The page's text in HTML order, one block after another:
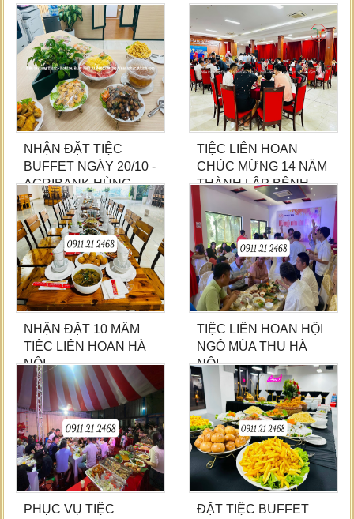
NHẬN ĐẶT TIỆC
BUFFET NGÀY 20/10 -
AGRIBANK HÙNG
VƯƠNG
TIỆC LIÊN HOAN
CHÚC MỪNG 14 NĂM
THÀNH LẬP BỆNH
VIỆN
NHẬN ĐẶT 10 MÂM
TIỆC LIÊN HOAN HÀ
NỘI
TIỆC LIÊN HOAN HỘI
NGỘ MÙA THU HÀ
NỘI
PHỤC VỤ TIỆC
ĐẶT TIỆC BUFFET